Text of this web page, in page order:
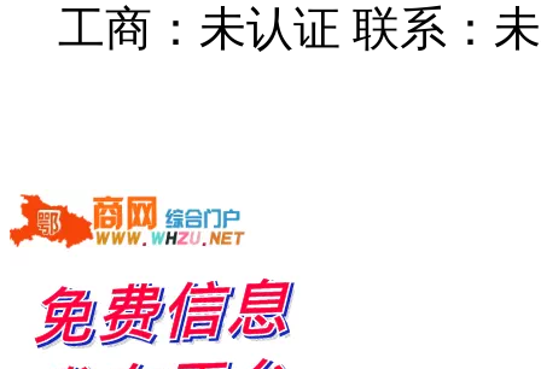
工商： 未认证 联系：